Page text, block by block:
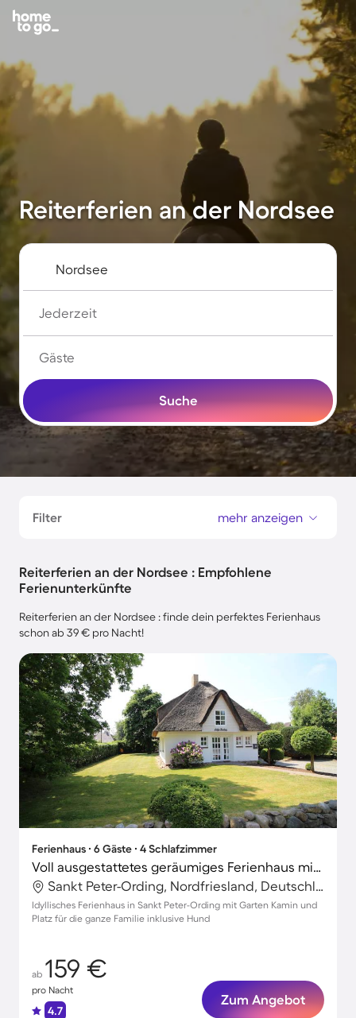
Reiterferien an der Nordsee
Jederzeit
Gäste
Suche
Filter mehr anzeigen
Reiterferien an der Nordsee : Empfohlene
Ferienunterkünfte
Reiterferien an der Nordsee : finde dein perfektes Ferienhaus
schon ab 39 € pro Nacht!
Ferienhaus ∙ 6 Gäste ∙ 4 Schlafzimmer
Voll ausgestattetes geräumiges Ferienhaus mit Garten und Terrasse | Haustiere erlaubt
Sankt Peter-Ording, Nordfriesland, Deutschland
Idyllisches Ferienhaus in Sankt Peter-Ording mit Garten Kamin und
Platz für die ganze Familie inklusive Hund
ab 159 €
pro Nacht
4.7
Zum Angebot